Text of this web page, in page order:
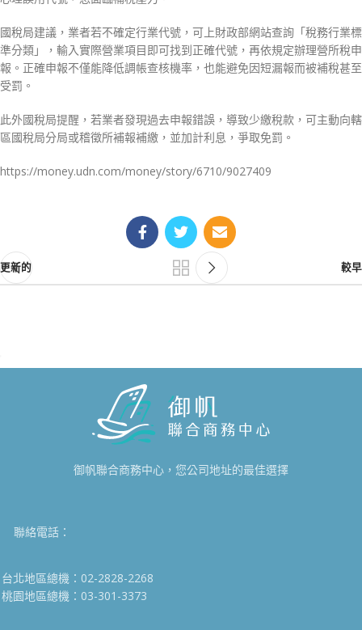
國稅局建議，業者若不確定行業代號，可上財政部網站查詢「稅務行業標
準分類」，輸入實際營業項目即可找到正確代號，再依規定辦理營所稅申
報。正確申報不僅能降低調帳查核機率，也能避免因短漏報而被補稅甚至
受罰。
此外國稅局提醒，若業者發現過去申報錯誤，導致少繳稅款，可主動向轄
區國稅局分局或稽徵所補報補繳，並加計利息，爭取免罰。
https://money.udn.com/money/story/6710/9027409
更新的 較早
御帆聯合商務中心，您公司地址的最佳選擇
聯絡電話：
台北地區總機：02-2828-2268
桃園地區總機：03-301-3373